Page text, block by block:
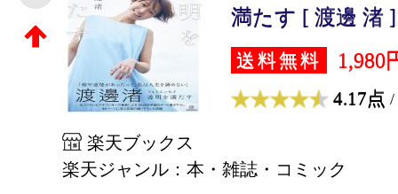
満たす [ 渡邊 渚 ]
送料無料 1,980
4.17点 /
楽天ブックス
楽天ジャンル：本・雑誌・コミック